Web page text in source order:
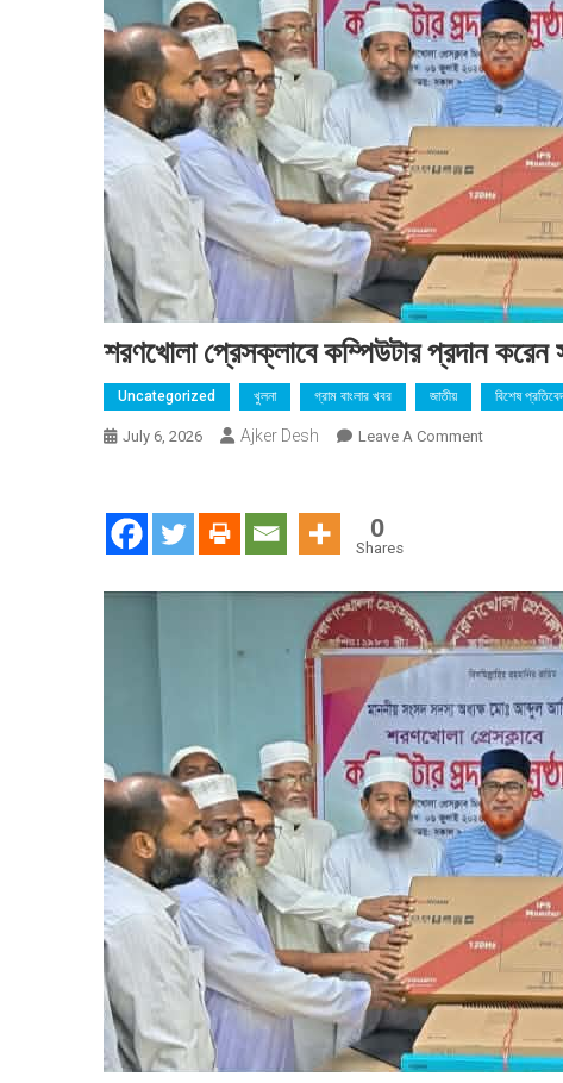
শরণখোলা প্রেসক্লাবে কম্পিউটার প্রদান
Uncategorized খুলনা গ্রাম বাংলার খবর জাতীয় বিশেষ
July 6, 2026 Ajker Desh Leave A CommentOn
সংসদ
সদস্য
আব্দুল
আলিম
0
Shares